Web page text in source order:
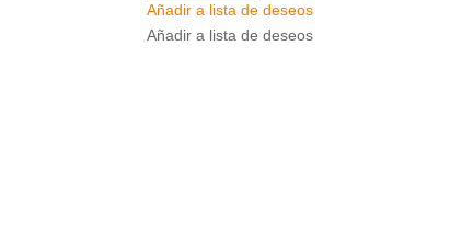
Añadir a lista de deseos
Añadir a lista de deseos